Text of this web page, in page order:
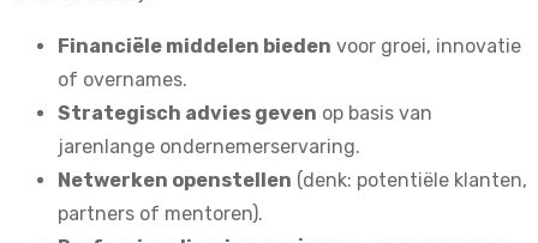
Financiële middelen bieden voor groei, innovatie
of overnames.
Strategisch advies geven op basis van
jarenlange ondernemerservaring.
Netwerken openstellen (denk: potentiële klanten,
partners of mentoren).